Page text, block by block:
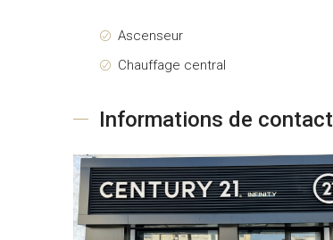
Ascenseur
Chauffage central
Informations de contact